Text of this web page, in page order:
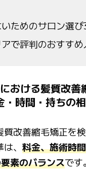
ためのサロン選
で評判のおすす
おける髪質改善
・時間・持ちの
質改善縮毛矯正を
、 料金、施術時
素のバランスです。